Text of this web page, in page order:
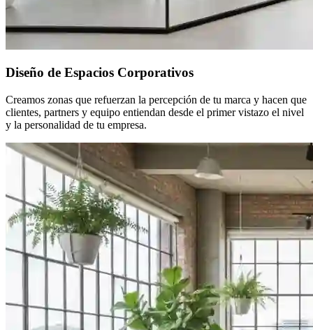
Diseño de Espacios Corporativos
Creamos zonas que refuerzan la percepción de tu marca y hacen que
clientes, partners y equipo entiendan desde el primer vistazo el nivel
y la personalidad de tu empresa.